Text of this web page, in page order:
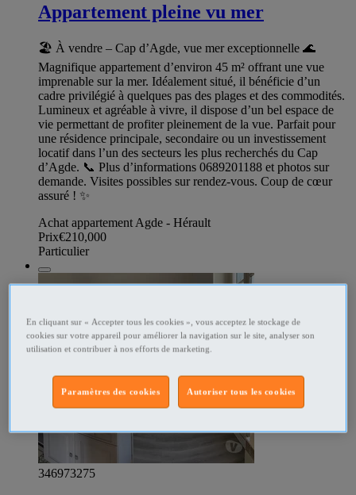
Appartement pleine vu mer
🏖️ À vendre – Cap d’Agde, vue mer exceptionnelle 🌊
Magnifique appartement d’environ 45 m² offrant une vue
imprenable sur la mer. Idéalement situé, il bénéficie d’un
cadre privilégié à quelques pas des plages et des commodités.
Lumineux et agréable à vivre, il dispose d’un bel espace de
vie permettant de profiter pleinement de la vue. Parfait pour
une résidence principale, secondaire ou un investissement
locatif dans l’un des secteurs les plus recherchés du Cap
d’Agde. 📞 Plus d’informations 0689201188 et photos sur
demande. Visites possibles sur rendez-vous. Coup de cœur
assuré ! ✨
Achat appartement Agde - Hérault
Prix€210,000
Particulier
346973275
En cliquant sur « Accepter tous les cookies », vous acceptez le stockage de
cookies sur votre appareil pour améliorer la navigation sur le site, analyser son
utilisation et contribuer à nos efforts de marketing.
Autoriser tous les cookies
Paramètres des cookies